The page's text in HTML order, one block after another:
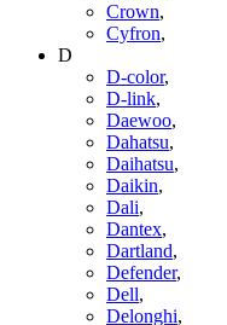
Crown,
Cyfron,
D
D-color,
D-link,
Daewoo,
Dahatsu,
Daihatsu,
Daikin,
Dali,
Dantex,
Dartland,
Defender,
Dell,
Delonghi,